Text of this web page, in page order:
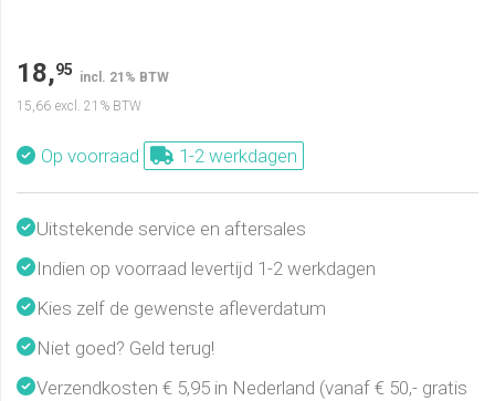
18,95 incl. 21% BTW
15,66 excl. 21% BTW
Op voorraad 1-2 werkdagen
Uitstekende service en aftersales
Indien op voorraad levertijd 1-2 werkdagen
Kies zelf de gewenste afleverdatum
Niet goed? Geld terug!
Verzendkosten € 5,95 in Nederland (vanaf € 50,- gratis